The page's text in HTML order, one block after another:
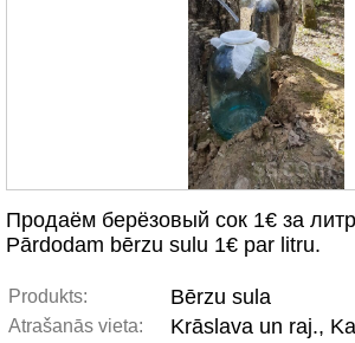
Продаём берёзовый сок 1€ за
Pārdodam bērzu sulu 1€ par litru.
Produkts: Bērzu sula
Atrašanās vieta: Krāslava un raj.,